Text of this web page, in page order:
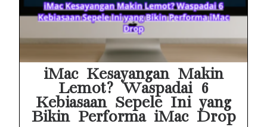
iMac Kesayangan Makin
Lemot? Waspadai 6
Kebiasaan Sepele Ini yang
Bikin Performa iMac Drop